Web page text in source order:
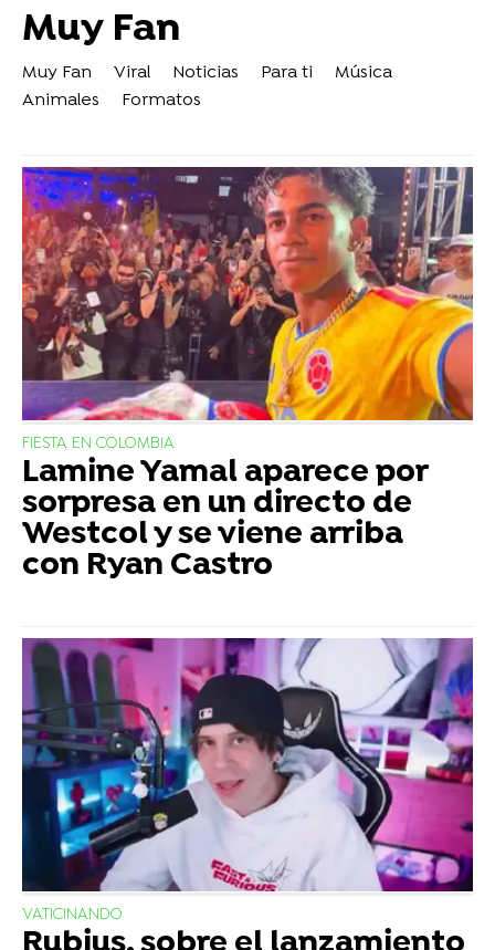
Muy Fan
Muy Fan Viral Noticias Para ti
Música
Animales
Formatos
FIESTA EN COLOMBIA
Lamine Yamal aparece por
sorpresa en un directo de
Westcol y se viene arriba
con Ryan Castro
VATICINANDO